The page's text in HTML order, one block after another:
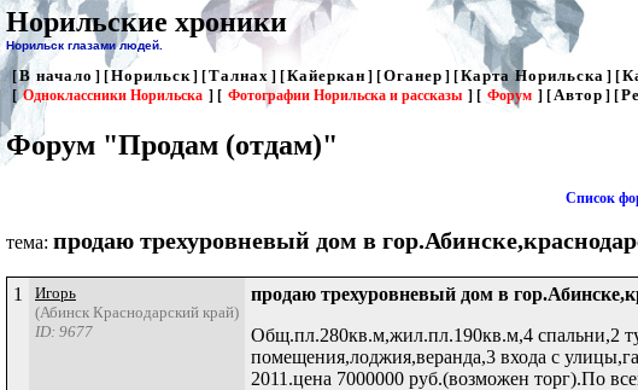
Норильские хроники
Норильск глазами людей.
[В начало ] [Норильск] [Талнах ] [Кайеркан ] [Оганер ] [Карта Норильска ] [
[ Одноклассники Норильска ] [ Фотографии Норильска и рассказы ] [ Форум ] [Автор ] [
Форум "Продам (отдам)"
Список
тема: продаю трехуровневый дом в
1
Игорь
(Абинск Краснодарский край)
ID: 9677
продаю трехуровневый дом в
Общ.пл.280кв.м,жил.пл.190кв.м,4 спальни,2
помещения,лоджия,веранда,3 входа с
2011.цена 7000000 руб.(возможен торг).По